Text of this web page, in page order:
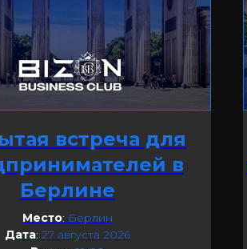
встреча для
в
Берлине
Место: Берлин
Дата: 27 августа 2026